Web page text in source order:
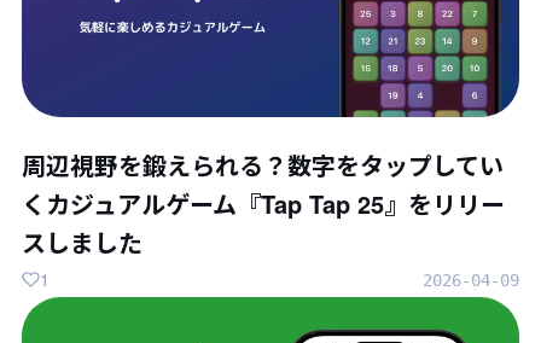
周辺視野を鍛えられる？数字をタップしてい
くカジュアルゲーム『Tap Tap 25』をリリー
スしました
2026-04-09
1